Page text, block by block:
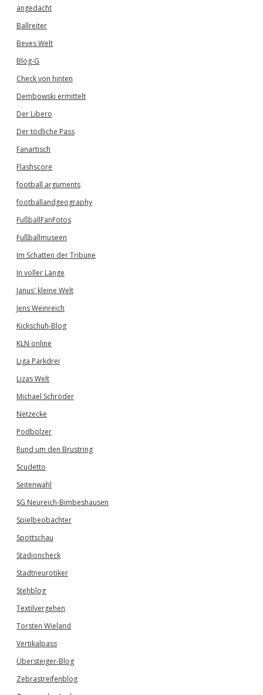
angedacht
Ballreiter
Beves Welt
Blog-G
Check von hinten
Dembowski ermittelt
Der Libero
Der tödliche Pass
Fanartisch
Flashscore
football arguments
footballandgeography
FußballFanFotos
Fußballmuseen
Im Schatten der Tribüne
In voller Länge
Janus' kleine Welt
Jens Weinreich
Kickschuh-Blog
KLN online
Liga Parkdrei
Lizas Welt
Michael Schröder
Netzecke
Podbolzer
Rund um den Brustring
Scudetto
Seitenwahl
SG Neureich-Bimbeshausen
Spielbeobachter
Spottschau
Stadioncheck
Stadtneurotiker
Stehblog
Textilvergehen
Torsten Wieland
Vertikalpass
Übersteiger-Blog
Zebrastreifenblog